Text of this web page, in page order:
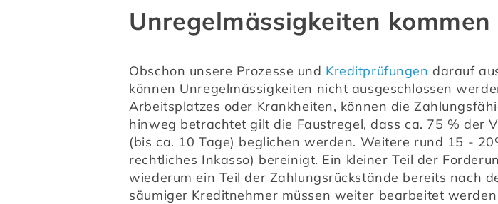
Unregelmässigkeiten
Obschon unsere Prozesse und Kreditprüfungen darauf
können Unregelmässigkeiten nicht ausgeschlossen
Arbeitsplatzes oder Krankheiten, können die
hinweg betrachtet gilt die Faustregel, dass ca. 75 % der
(bis ca. 10 Tage) beglichen werden. Weitere rund 15 -
rechtliches Inkasso) bereinigt. Ein kleiner Teil der
wiederum ein Teil der Zahlungsrückstände bereits nach
säumiger Kreditnehmer müssen weiter bearbeitet